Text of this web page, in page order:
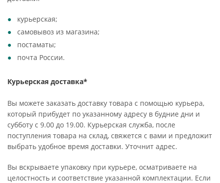
курьерская;
самовывоз из магазина;
постаматы;
почта России.
Курьерская доставка*
Вы можете заказать доставку товара с помощью курьера,
который прибудет по указанному адресу в будние дни и
субботу с 9.00 до 19.00. Курьерская служба, после
поступления товара на склад, свяжется с вами и предложит
выбрать удобное время доставки. Уточнит адрес.
Вы вскрываете упаковку при курьере, осматриваете на
целостность и соответствие указанной комплектации. Если